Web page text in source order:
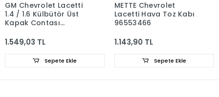
GM Chevrolet Lacetti
1.4 / 1.6 Külbütör Üst
Kapak Contası
1.549,03 TL
Sepete Ekle
METTE Chevrolet
Lacetti Hava Toz Kabı
96553466
1.143,90 TL
Sepete Ekle